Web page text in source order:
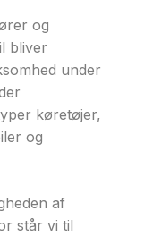
og
bliver
under
køretøjer,
og
af
står vi til